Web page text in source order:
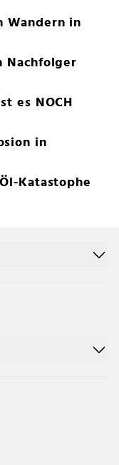
Wandern in
Nachfolger
es NOCH
in
Katastophe